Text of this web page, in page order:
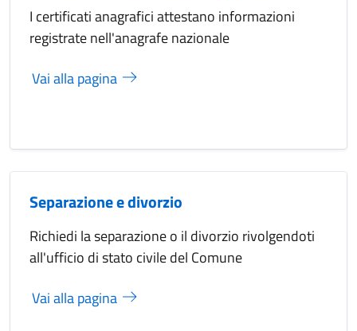
I certificati anagrafici attestano informazioni
registrate nell'anagrafe nazionale
Vai alla pagina
Separazione e divorzio
Richiedi la separazione o il divorzio rivolgendoti
all'ufficio di stato civile del Comune
Vai alla pagina